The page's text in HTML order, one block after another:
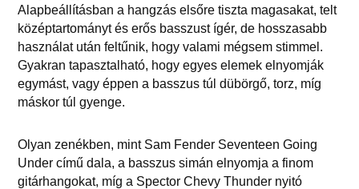
Alapbeállításban a hangzás elsőre tiszta magasakat, telt
középtartományt és erős basszust ígér, de hosszasabb
használat után feltűnik, hogy valami mégsem stimmel.
Gyakran tapasztalható, hogy egyes elemek elnyomják
egymást, vagy éppen a basszus túl dübörgő, torz, míg
máskor túl gyenge.
Olyan zenékben, mint Sam Fender Seventeen Going
Under című dala, a basszus simán elnyomja a finom
gitárhangokat, míg a Spector Chevy Thunder nyitó